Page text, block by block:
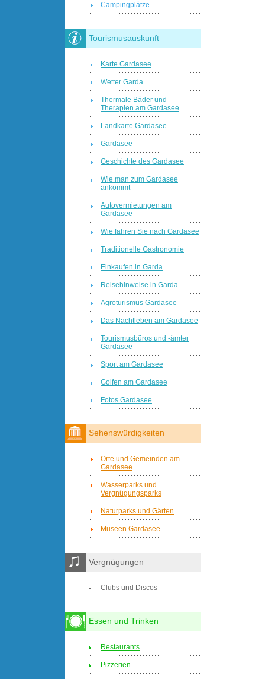
Campingplätze
Tourismusauskunft
Karte Gardasee
Wetter Garda
Thermale Bäder und
Therapien am Gardasee
Landkarte Gardasee
Gardasee
Geschichte des Gardasee
Wie man zum Gardasee
ankommt
Autovermietungen am
Gardasee
Wie fahren Sie nach Gardasee
Traditionelle Gastronomie
Einkaufen in Garda
Reisehinweise in Garda
Agroturismus Gardasee
Das Nachtleben am Gardasee
Tourismusbüros und -ämter
Gardasee
Sport am Gardasee
Golfen am Gardasee
Fotos Gardasee
Sehenswürdigkeiten
Orte und Gemeinden am
Gardasee
Wasserparks und
Vergnügungsparks
Naturparks und Gärten
Museen Gardasee
Vergnügungen
Clubs und Discos
Essen und Trinken
Restaurants
Pizzerien